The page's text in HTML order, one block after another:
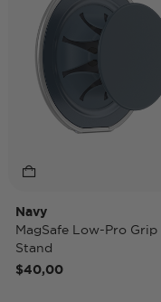
Navy
MagSafe Low-Pro Grip
Stand
$40,00